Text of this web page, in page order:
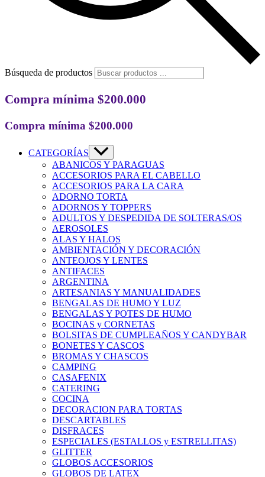
Búsqueda de productos
Compra mínima $200.000
Compra mínima $200.000
CATEGORÍAS
ABANICOS Y PARAGUAS
ACCESORIOS PARA EL CABELLO
ACCESORIOS PARA LA CARA
ADORNO TORTA
ADORNOS Y TOPPERS
ADULTOS Y DESPEDIDA DE SOLTERAS/OS
AEROSOLES
ALAS Y HALOS
AMBIENTACIÓN Y DECORACIÓN
ANTEOJOS Y LENTES
ANTIFACES
ARGENTINA
ARTESANIAS Y MANUALIDADES
BENGALAS DE HUMO Y LUZ
BENGALAS Y POTES DE HUMO
BOCINAS y CORNETAS
BOLSITAS DE CUMPLEAÑOS Y CANDYBAR
BONETES Y CASCOS
BROMAS Y CHASCOS
CAMPING
CASAFENIX
CATERING
COCINA
DECORACION PARA TORTAS
DESCARTABLES
DISFRACES
ESPECIALES (ESTALLOS y ESTRELLITAS)
GLITTER
GLOBOS ACCESORIOS
GLOBOS DE LATEX